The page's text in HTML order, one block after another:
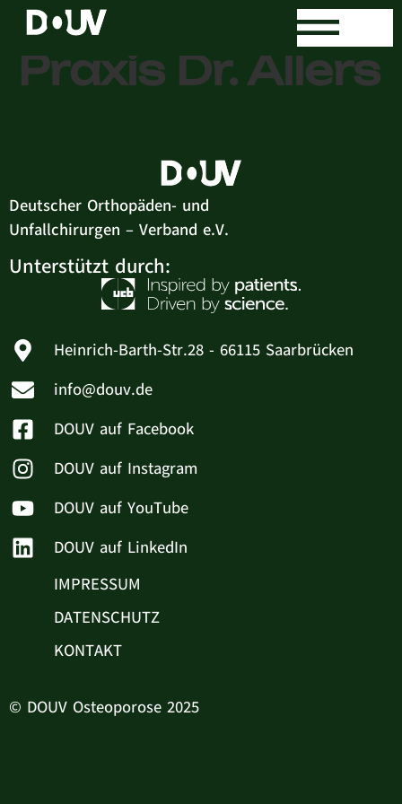
Orthopädische
Praxis Dr. Allers
Deutscher Orthopäden- und
Unfallchirurgen – Verband e.V.
Unterstützt durch:
Heinrich-Barth-Str.28 - 66115 Saarbrücken
info@douv.de
DOUV auf Facebook
DOUV auf Instagram
DOUV auf YouTube
DOUV auf LinkedIn
IMPRESSUM
DATENSCHUTZ
KONTAKT
© DOUV Osteoporose 2025